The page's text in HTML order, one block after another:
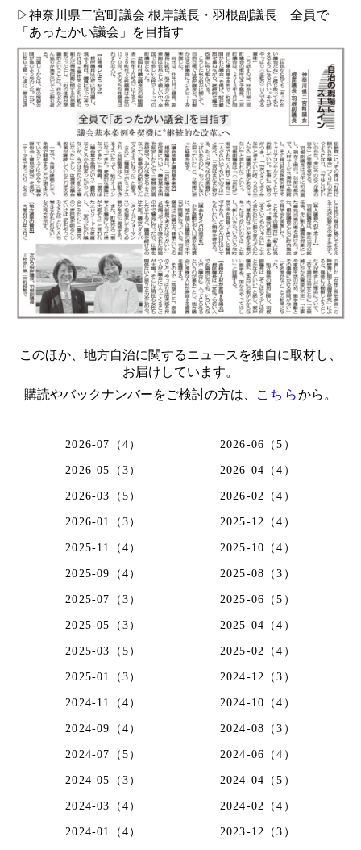
▷神奈川県二宮町議会 根岸議長・羽根副議長 全員で
「あったかい議会」を目指す
このほか、地方自治に関するニュースを独自に取材し、
お届けしています。
購読やバックナンバーをご検討の方は、
こちらから。
2026-07（4） 2026-06（5）
2026-05（3） 2026-04（4）
2026-03（5） 2026-02（4）
2026-01（3） 2025-12（4）
2025-11（4） 2025-10（4）
2025-09（4） 2025-08（3）
2025-07（3） 2025-06（5）
2025-05（3） 2025-04（4）
2025-03（5） 2025-02（4）
2025-01（3） 2024-12（3）
2024-11（4） 2024-10（4）
2024-09（4） 2024-08（3）
2024-07（5） 2024-06（4）
2024-05（3） 2024-04（5）
2024-03（4） 2024-02（4）
2024-01（4） 2023-12（3）